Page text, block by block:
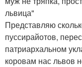
львица"
Представляю
пуссирайотов,
патриархальном
коровам нас львов